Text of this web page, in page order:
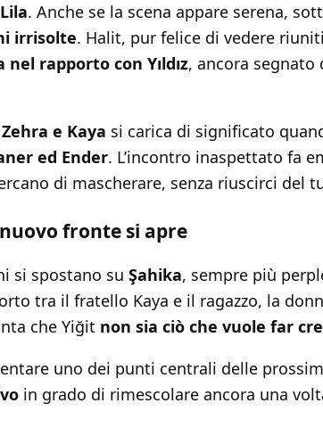
. Anche se la scena appare serena,
irrisolte. Halit, pur felice di vedere
rapporto con Yıldız, ancora segnato
Zehra e Kaya si carica di significato
ed Ender. L’incontro inaspettato fa
di mascherare, senza riuscirci del
fronte si apre
si spostano su Şahika, sempre più
tra il fratello Kaya e il ragazzo, la
che Yiğit non sia ciò che vuole far
uno dei punti centrali delle
in grado di rimescolare ancora una